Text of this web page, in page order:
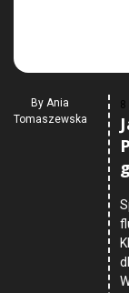
By Ania
Tomaszewska
8